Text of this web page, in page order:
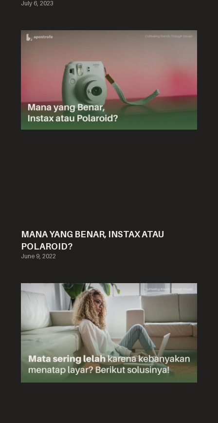
July 6, 2023
MANA YANG BENAR, INSTAX ATAU
POLAROID?
June 9, 2022